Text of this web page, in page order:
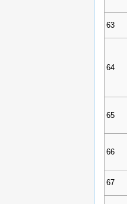
63
64
65
66
67